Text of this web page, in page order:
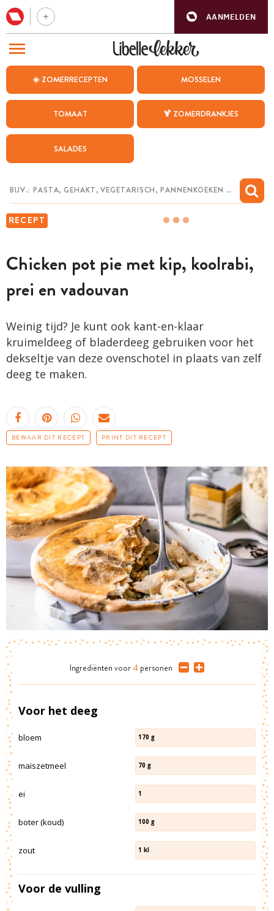
AANMELDEN
☀️ ZOMERRECEPTEN MOSSELEN
TOMAAT 🍹 ZOMERDRANKJES
SALADES
RECEPT
Chicken pot pie met kip, koolrabi,
prei en vadouvan
Weinig tijd? Je kunt ook kant-en-klaar
kruimeldeeg of bladerdeeg gebruiken voor het
dekseltje van deze ovenschotel in plaats van zelf
deeg te maken.
BEWAAR DIT RECEPT PRINT DIT RECEPT
Ingrediënten voor 4 personen
Voor het deeg
bloem 170 g
maïszetmeel 70 g
ei 1
boter (koud) 100 g
zout 1 kl
Voor de vulling
BEZOEK ONZE ANDERE WEBSITES
WEEKMENU
CHAT MET MAIA
MIJN BEWAARDE RECEPTEN